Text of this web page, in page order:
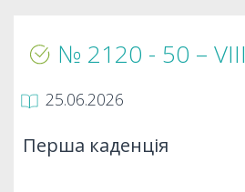
№ 2120 - 50 – VIIІ
25.06.2026
Перша каденція